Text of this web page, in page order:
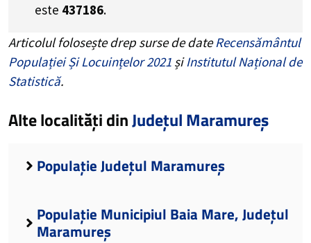
este 437186.
Articolul folosește drep surse de dateRecensământul
Populației Și Locuințelor 2021 șiInstitutul Național de
Statistică.
Alte localități dinJudețul Maramureș
Populație Județul Maramureș
Populație Municipiul Baia Mare, Județul
Maramureș